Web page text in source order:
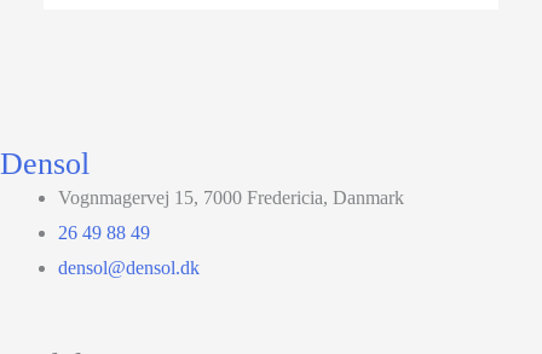
Densol
Vognmagervej 15, 7000 Fredericia, Danmark
26 49 88 49
densol@densol.dk